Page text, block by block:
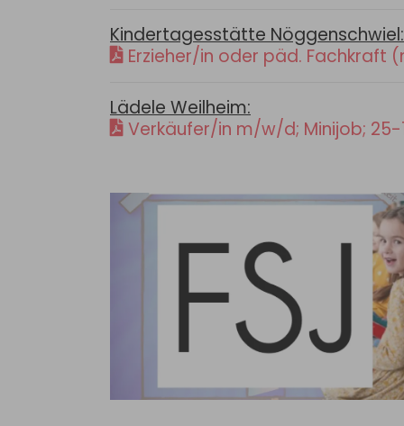
Kindertagesstätte Nöggenschwiel:
Erzieher/in oder päd. Fachkraft
Lädele Weilheim:
Verkäufer/in m/w/d; Minijob; 25-